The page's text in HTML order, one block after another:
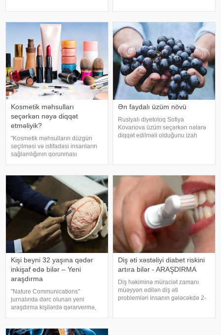
ürəkbulanma kimi hallara səbəb
qan azlığı, qalxanabənzər vəz
xəstəlikləri, şəkərl
Kosmetik məhsulları
seçərkən nəyə diqqət
etməliyik?
"Kosmetik məhsulların düzgün
seçilməsi və istifadəsi insanların
sağlamlığının qorunması
Səhiyyə Nazirliyinin rəsmi
"Instagram" hesabınd
Ən faydalı üzüm növü
Rusiyalı diyetoloq Sofiya
Kovanova üzüm seçərkən nələrə
diqqət edilməli olduğunu izah
rəngdə olan üzüm sortlar
Kişi beyni 32 yaşına qədər
inkişaf edə bilər – Yeni
araşdırma
"Nature Communications"
jurnalında dərc olunan yeni
araşdırma kişilərdə qərarvermə,
olan beyin nahiyələrinin orta
Diş əti xəstəliyi diabet riskini
artıra bilər - ARAŞDIRMA
Diş həkiminə müraciət zamanı
müəyyən edilən diş əti
problemləri insanın gələcəkdə 2-